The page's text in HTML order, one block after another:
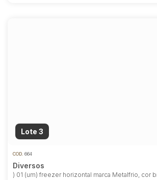
Lote 3
COD. 664
Diversos
) 01 (um) freezer horizontal marca Metalfrio, cor